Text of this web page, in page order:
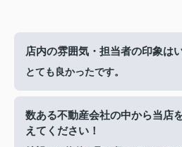
店内の雰囲気・担当者の印象は
とても良かったです。
数ある不動産会社の中から当店
えてください！